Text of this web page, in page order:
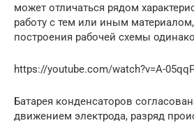
может отличаться рядом
работу с тем или иным
построения рабочей схемы
https://youtube.com/watch?v=A-
Батарея конденсаторов
движением электрода, разряд